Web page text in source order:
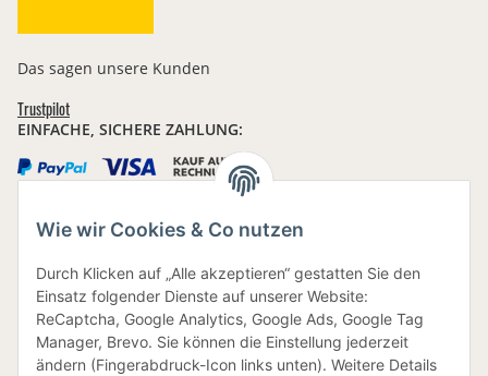
Wie wir Cookies & Co nutzen
Durch Klicken auf „Alle akzeptieren“ gestatten Sie den
Einsatz folgender Dienste auf unserer Website:
ReCaptcha, Google Analytics, Google Ads, Google Tag
Manager, Brevo. Sie können die Einstellung jederzeit
ändern (Fingerabdruck-Icon links unten). Weitere Details
Das sagen unsere Kunden
Trustpilot
EINFACHE, SICHERE ZAHLUNG: